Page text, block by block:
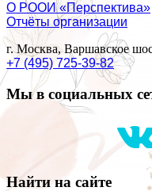
О РООИ «Перспектива»
Отчёты организации
г. Москва, Варшавское
+7 (495) 725-39-82
Мы в социальных
Найти на сайте